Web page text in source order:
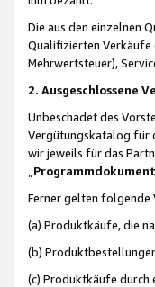
Die aus den einzelnen
Qualifizierten Verkäufe
Mehrwertsteuer),
2. Ausgeschlossene
Unbeschadet des
Vergütungskatalog für
wir jeweils für das
Ferner gelten folgende
(a) Produktkäufe, die
(b)
(c) Produktkäufe durch